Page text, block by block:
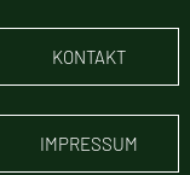
KONTAKT
IMPRESSUM